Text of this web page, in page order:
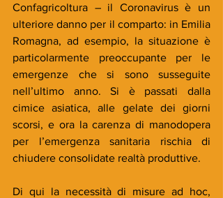
Confagricoltura – il Coronavirus è un
ulteriore danno per il comparto: in Emilia
Romagna, ad esempio, la situazione è
particolarmente preoccupante per le
emergenze che si sono susseguite
nell’ultimo anno. Si è passati dalla
cimice asiatica, alle gelate dei giorni
scorsi, e ora la carenza di manodopera
per l’emergenza sanitaria rischia di
chiudere consolidate realtà produttive.
Di qui la necessità di misure ad hoc,